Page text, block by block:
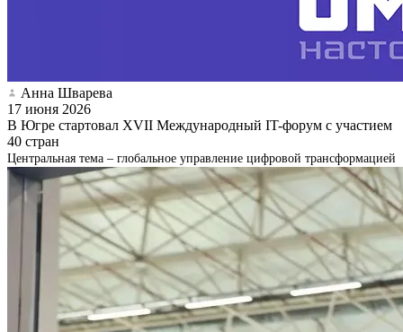
Анна Шварева
17 июня 2026
В Югре стартовал XVII Международный IT-форум с участием
40 стран
Центральная тема – глобальное управление цифровой трансформацией